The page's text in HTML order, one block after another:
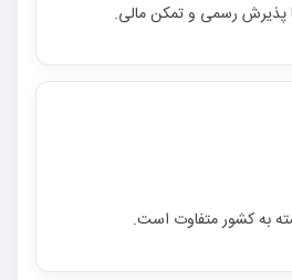
پذیرش رسمی و تمکن مالی.
به کشور متفاوت است.